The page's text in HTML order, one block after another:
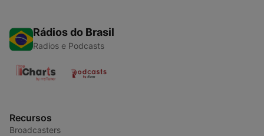
Rádios do Brasil
Radios e Podcasts
Recursos
Broadcasters